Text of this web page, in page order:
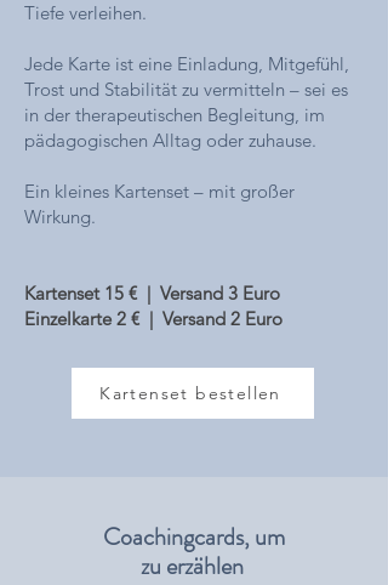
Tiefe verleihen.
Jede Karte ist eine Einladung, Mitgefühl,
Trost und Stabilität zu vermitteln – sei es
in der therapeutischen Begleitung, im
pädagogischen Alltag oder zuhause.
Ein kleines Kartenset – mit großer
Wirkung.
Kartenset 15 € | Versand 3 Euro
Einzelkarte 2 € | Versand 2 Euro
Kartenset bestellen
Coachingcards, um
zu erzählen